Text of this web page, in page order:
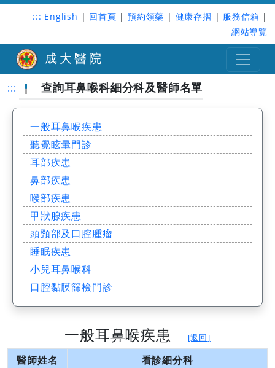
::: English | 回首頁 | 預約領藥 | 健康存摺 | 服務信箱 |
網站導覽
成大醫院
::: 查詢耳鼻喉科細分科及醫師名單
一般耳鼻喉疾患
聽覺眩暈門診
耳部疾患
鼻部疾患
喉部疾患
甲狀腺疾患
頭頸部及口腔腫瘤
睡眠疾患
小兒耳鼻喉科
口腔黏膜篩檢門診
一般耳鼻喉疾患 [返回]
醫師姓名
看診細分科